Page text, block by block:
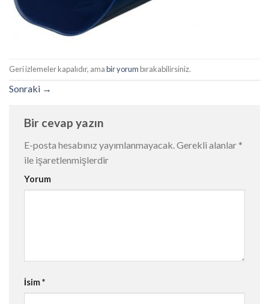
Geri izlemeler kapalıdır, amabir yorumbırakabilirsiniz.
Sonraki →
Bir cevap yazın
E-posta hesabınız yayımlanmayacak.Gerekli alanlar *
ile işaretlenmişlerdir
Yorum
İsim*